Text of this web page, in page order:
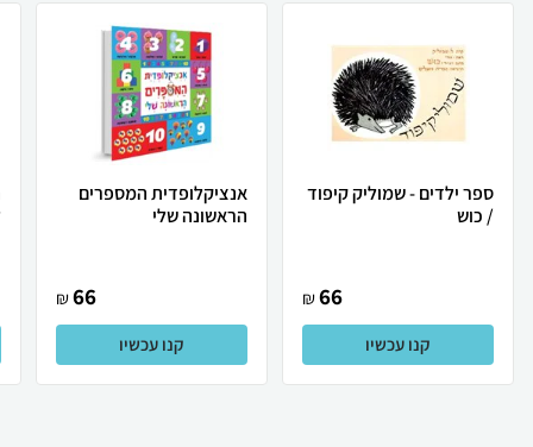
ספר ילדים - שמוליק קיפוד
/ כוש
66
₪
קנו עכשיו
אנציקלופדית המספרים
הראשונה שלי
66
₪
קנו עכשיו